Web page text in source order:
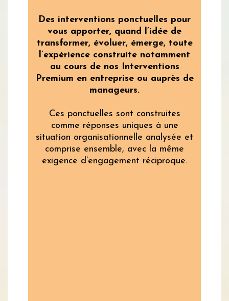
Des interventions ponctuelles pour
vous apporter, quand l’idée de
transformer, évoluer, émerge, toute
l’expérience construite notamment
au cours de nos Interventions
Premium en entreprise ou auprès de
manageurs.
Ces ponctuelles sont construites
comme réponses uniques à une
situation organisationnelle analysée et
comprise ensemble, avec la même
exigence d’engagement réciproque.